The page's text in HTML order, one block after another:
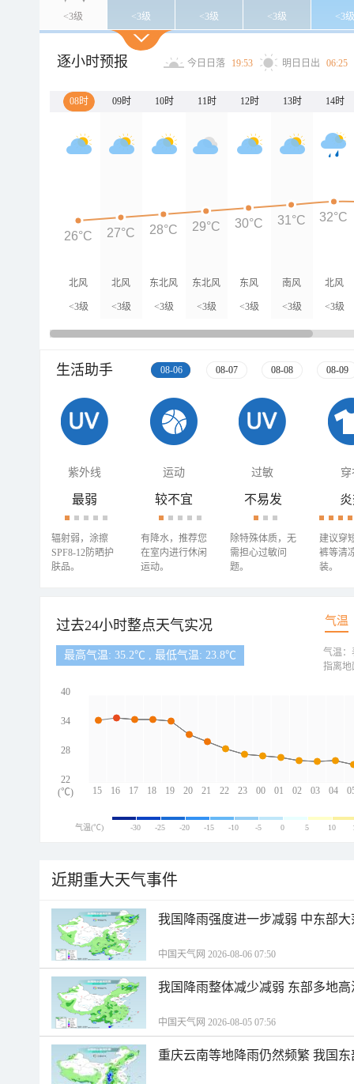
<3级 <3级 <3级 <3级 <3级
逐小时预报 今日日落 19:53 明日日出 06:25
08时 09时 10时 11时 12时 13时 14时
北风
<3级
北风
<3级
东北风
<3级
东北风
<3级
东风
<3级
南风
<3级
北风
<3级
26°C 27°C 28°C 29°C 30°C 31°C 32°C
生活助手 08-06 08-07 08-08 08-09
紫外线 运动 过敏 穿
最弱
辐射弱，涂擦
SPF8-12防晒护
肤品。
较不宜
有降水，推荐您
在室内进行休闲
运动。
不易发
除特殊体质，无
需担心过敏问
题。
建议穿
裤等清
装。
过去24小时整点天气实况 气温
最高气温: 35.2℃ , 最低气温: 23.8℃
15 16 17 18 19 20 21 22 23 00 01 02 03 04
40
34
28
22
(℃)
气温：
指离地
气温(℃) -30 -25 -20 -15 -10 -5 0 5 10
近期重大天气事件
我国降雨强度进一步减弱 中东部
中国天气网 2026-08-06 07:50
我国降雨整体减少减弱 东部多地
中国天气网 2026-08-05 07:56
重庆云南等地降雨仍然频繁 我国